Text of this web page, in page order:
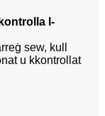
l-
sew, kull
u kkontrollat